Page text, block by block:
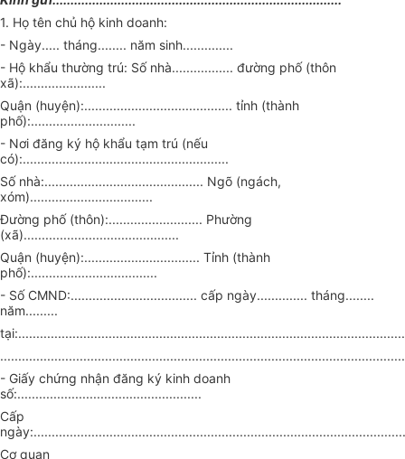
1. Họ tên chủ hộ kinh doanh:
- Ngày..... tháng........ năm sinh..............
- Hộ khẩu thường trú: Số nhà................. đường phố (thôn
xã):.......................
Quận (huyện):......................................... tỉnh (thành
phố):.............................
- Nơi đăng ký hộ khẩu tạm trú (nếu
có):.........................................................
Số nhà:............................................ Ngõ (ngách,
xóm)..................................
Đường phố (thôn):.......................... Phường
(xã)...........................................
Quận (huyện):................................ Tỉnh (thành
phố):...................................
- Số CMND:................................... cấp ngày.............. tháng........
năm.........
- Giấy chứng nhận đăng ký kinh doanh
số:...................................................
Cấp
ngày:.......................................................................................................
Cơ quan